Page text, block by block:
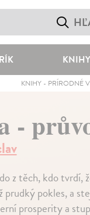
KNIHY
KNIHY- PRÍRODNÉ
-
z těch, kdo tvrdí,
prudký pokles, a
prosperity a